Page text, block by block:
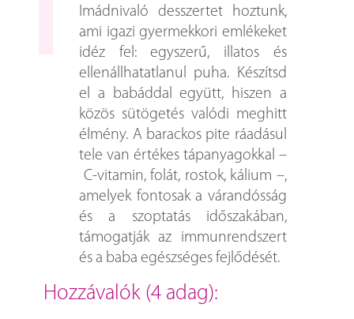
Imádnivaló desszertet hoztunk,
ami igazi gyermekkori emlékeket
idéz fel: egyszerű, illatos és
ellenállhatatlanul puha. Készítsd
el a babáddal együtt, hiszen a
közös sütögetés valódi meghitt
élmény. A barackos pite ráadásul
tele van értékes tápanyagokkal –
C-vitamin, folát, rostok, kálium –,
amelyek fontosak a várandósság
és a szoptatás időszakában,
támogatják az immunrendszert
és a baba egészséges fejlődését.
hozzávalók (4 adag):